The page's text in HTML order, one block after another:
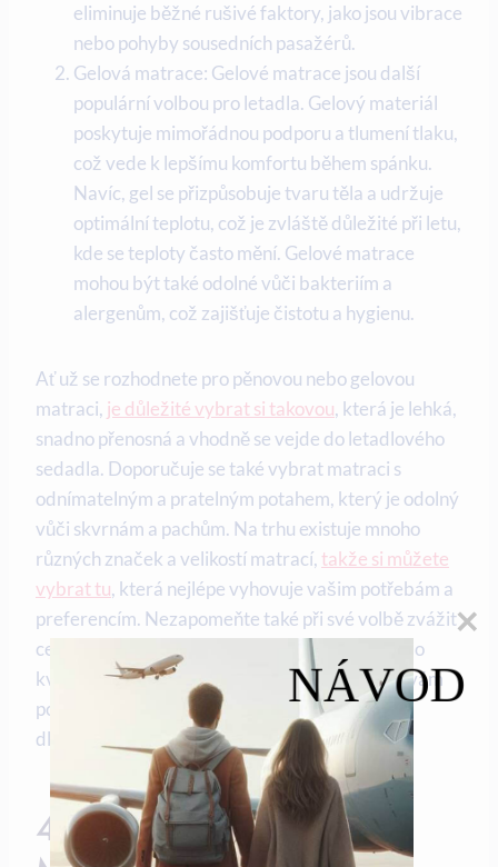
eliminuje běžné rušivé faktory, jako jsou vibrace
nebo pohyby sousedních pasažérů.
Gelová matrace: Gelové matrace jsou další
populární volbou pro letadla. Gelový materiál
poskytuje mimořádnou podporu a tlumení tlaku,
což vede k lepšímu komfortu během spánku.
Navíc, gel se přizpůsobuje tvaru těla a udržuje
optimální teplotu, což je zvláště důležité při letu,
kde se teploty často mění. Gelové matrace
mohou být také odolné vůči bakteriím a
alergenům, což zajišťuje čistotu a hygienu.
Ať už se rozhodnete pro pěnovou nebo gelovou
matraci, je důležité vybrat si takovou, která je lehká,
snadno přenosná a vhodně se vejde do letadlového
sedadla. Doporučuje se také vybrat matraci s
odnímatelným a pratelným potahem, který je odolný
vůči skvrnám a pachům. Na trhu existuje mnoho
různých značek a velikostí matrací, takže si můžete
vybrat tu, která nejlépe vyhovuje vašim potřebám a
preferencím. Nezapomeňte také při své volbě zvážit
cenu a případné záruky od výrobce. Investice do
kvalitní matrace do letadla se vyplatí, protože vám
poskytne optimální pohodlí a odpočinek během
dlouhých letů.
4. Ergonomický Design
NÁVOD